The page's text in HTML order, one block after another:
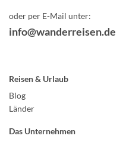
oder per E-Mail unter:
info@wanderreisen.de
Reisen & Urlaub
Blog
Länder
Das Unternehmen